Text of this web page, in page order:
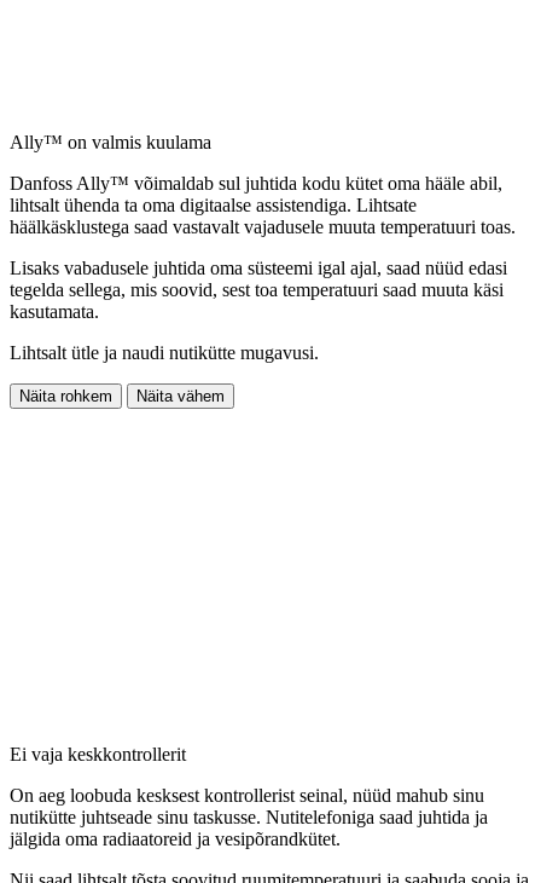
Ally™ on valmis kuulama
Danfoss Ally™ võimaldab sul juhtida kodu kütet oma hääle abil,
lihtsalt ühenda ta oma digitaalse assistendiga. Lihtsate
häälkäsklustega saad vastavalt vajadusele muuta temperatuuri toas.
Lisaks vabadusele juhtida oma süsteemi igal ajal, saad nüüd edasi
tegelda sellega, mis soovid, sest toa temperatuuri saad muuta käsi
kasutamata.
Lihtsalt ütle ja naudi nutikütte mugavusi.
Näita rohkem Näita vähem
Ei vaja keskkontrollerit
On aeg loobuda kesksest kontrollerist seinal, nüüd mahub sinu
nutikütte juhtseade sinu taskusse. Nutitelefoniga saad juhtida ja
jälgida oma radiaatoreid ja vesipõrandkütet.